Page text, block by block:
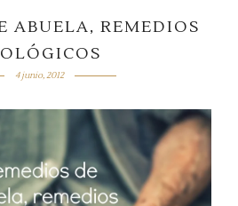
ABUELA, REMEDIOS
4 junio, 2012